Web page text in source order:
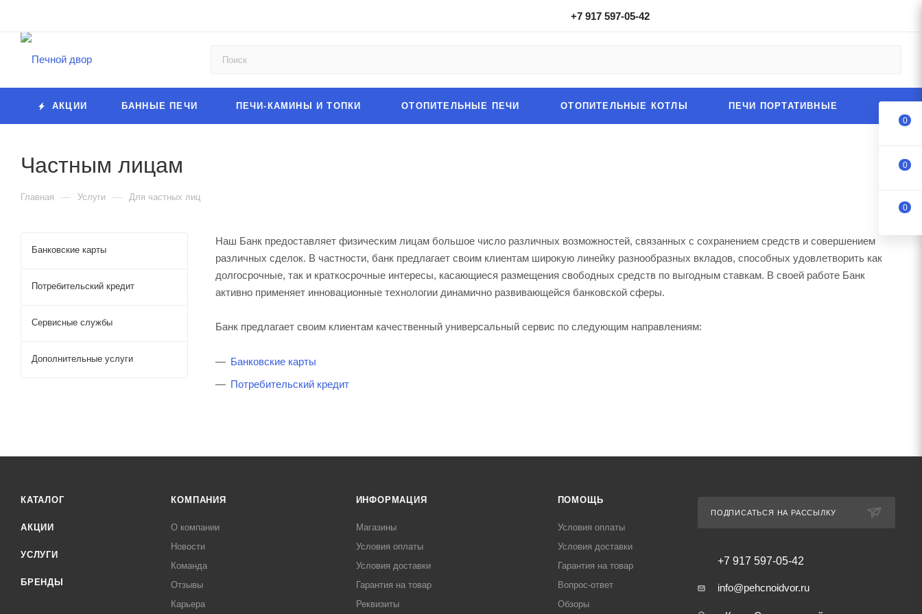
+7 917 597-05-42
АКЦИИ БАННЫЕ ПЕЧИ ПЕЧИ-КАМИНЫ И ТОПКИ ОТОПИТЕЛЬНЫЕ ПЕЧИ ОТОПИТЕЛЬНЫЕ КОТЛЫ ПЕЧИ ПОРТАТИВНЫЕ
Частным лицам
Главная — Услуги — Для частных лиц
Наш Банк предоставляет физическим лицам большое число различных возможностей, связанных с сохранением средств и совершением
различных сделок. В частности, банк предлагает своим клиентам широкую линейку разнообразных вкладов, способных удовлетворить как
долгосрочные, так и краткосрочные интересы, касающиеся размещения свободных средств по выгодным ставкам. В своей работе Банк
активно применяет инновационные технологии динамично развивающейся банковской сферы.
Банк предлагает своим клиентам качественный универсальный сервис по следующим направлениям:
Банковские карты
Потребительский кредит
Банковские карты
Потребительский кредит
Сервисные службы
Дополнительные услуги
КАТАЛОГ
АКЦИИ
УСЛУГИ
БРЕНДЫ
КОМПАНИЯ
О компании
Новости
Команда
Отзывы
Карьера
ИНФОРМАЦИЯ
Магазины
Условия оплаты
Условия доставки
Гарантия на товар
Реквизиты
ПОМОЩЬ
Условия оплаты
Условия доставки
Гарантия на товар
Вопрос-ответ
Обзоры
ПОДПИСАТЬСЯ НА РАССЫЛКУ
+7 917 597-05-42
info@pehcnoidvor.ru
0
0
0